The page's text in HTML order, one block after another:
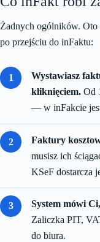
Żadnych ogólników.
po przejściu do inFaktu:
Wystawiasz
kliknięciem. Od
— w inFakcie
Faktury
musisz ich
KSeF dostarcza
System mówi
Zaliczka PIT,
do biura.